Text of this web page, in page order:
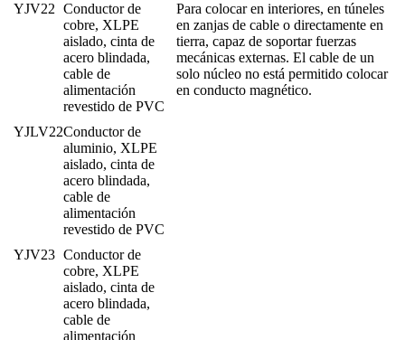
YJV22 Conductor de
cobre, XLPE
aislado, cinta de
acero blindada,
cable de
alimentación
revestido de PVC
Para colocar en interiores, en túneles
en zanjas de cable o directamente en
tierra, capaz de soportar fuerzas
mecánicas externas. El cable de un
solo núcleo no está permitido colocar
en conducto magnético.
YJLV22Conductor de
aluminio, XLPE
aislado, cinta de
acero blindada,
cable de
alimentación
revestido de PVC
YJV23 Conductor de
cobre, XLPE
aislado, cinta de
acero blindada,
cable de
alimentación